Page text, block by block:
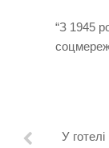
“З 1945
У